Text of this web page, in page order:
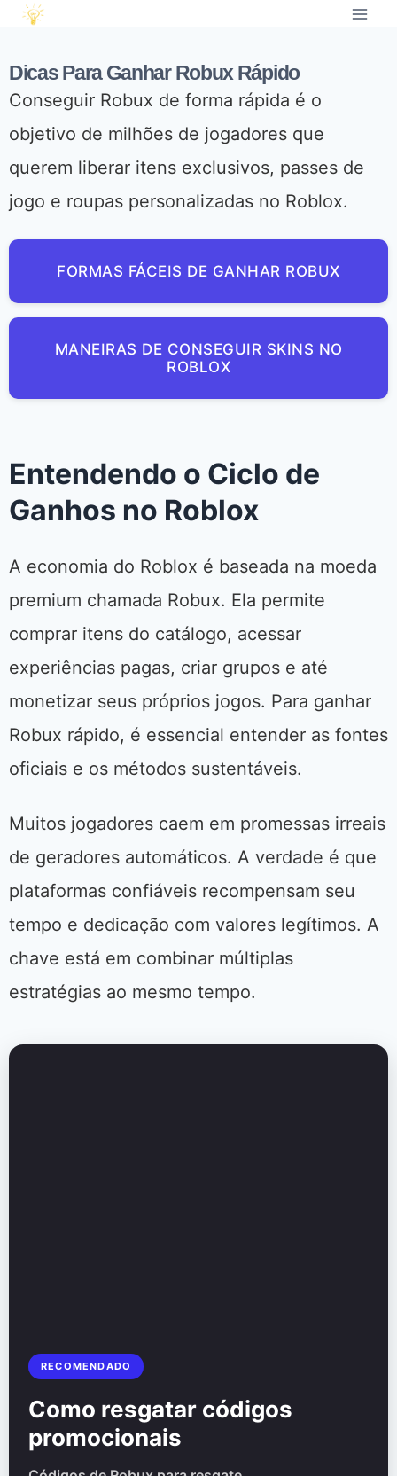
Dicas Para Ganhar Robux Rápido
Conseguir Robux de forma rápida é o
objetivo de milhões de jogadores que
querem liberar itens exclusivos, passes de
jogo e roupas personalizadas no Roblox.
FORMAS FÁCEIS DE GANHAR ROBUX
MANEIRAS DE CONSEGUIR SKINS NO
ROBLOX
Entendendo o Ciclo de
Ganhos no Roblox
A economia do Roblox é baseada na moeda
premium chamada Robux. Ela permite
comprar itens do catálogo, acessar
experiências pagas, criar grupos e até
monetizar seus próprios jogos. Para ganhar
Robux rápido, é essencial entender as fontes
oficiais e os métodos sustentáveis.
Muitos jogadores caem em promessas irreais
de geradores automáticos. A verdade é que
plataformas confiáveis recompensam seu
tempo e dedicação com valores legítimos. A
chave está em combinar múltiplas
estratégias ao mesmo tempo.
RECOMENDADO
Como resgatar códigos
promocionais